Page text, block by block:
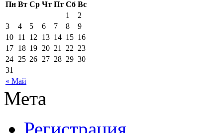
Пн Вт Ср Чт Пт Сб Вс
« Май
1
2
3
4 5 6 7 8
9
10 11 12 13 14 15 16
17 18 19 20 21 22 23
24 25 26 27 28 29 30
31
Мета
Регистрация